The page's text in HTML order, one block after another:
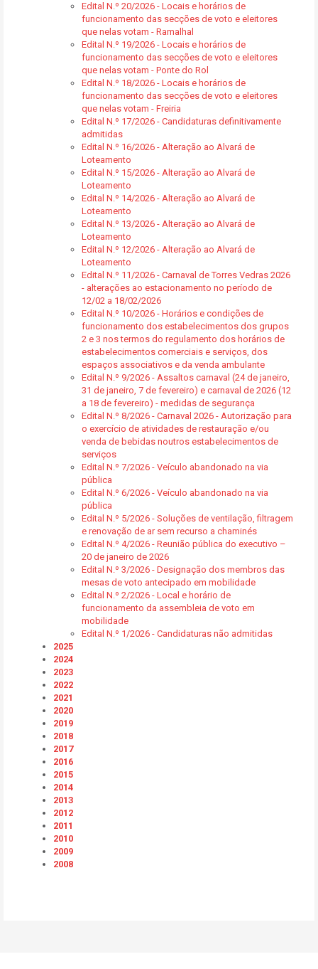
Edital N.º 20/2026 - Locais e horários de
funcionamento das secções de voto e eleitores
que nelas votam - Ramalhal
Edital N.º 19/2026 - Locais e horários de
funcionamento das secções de voto e eleitores
que nelas votam - Ponte do Rol
Edital N.º 18/2026 - Locais e horários de
funcionamento das secções de voto e eleitores
que nelas votam - Freiria
Edital N.º 17/2026 - Candidaturas definitivamente
admitidas
Edital N.º 16/2026 - Alteração ao Alvará de
Loteamento
Edital N.º 15/2026 - Alteração ao Alvará de
Loteamento
Edital N.º 14/2026 - Alteração ao Alvará de
Loteamento
Edital N.º 13/2026 - Alteração ao Alvará de
Loteamento
Edital N.º 12/2026 - Alteração ao Alvará de
Loteamento
Edital N.º 11/2026 - Carnaval de Torres Vedras 2026
- alterações ao estacionamento no período de
12/02 a 18/02/2026
Edital N.º 10/2026 - Horários e condições de
funcionamento dos estabelecimentos dos grupos
2 e 3 nos termos do regulamento dos horários de
estabelecimentos comerciais e serviços, dos
espaços associativos e da venda ambulante
Edital N.º 9/2026 - Assaltos carnaval (24 de janeiro,
31 de janeiro, 7 de fevereiro) e carnaval de 2026 (12
a 18 de fevereiro) - medidas de segurança
Edital N.º 8/2026 - Carnaval 2026 - Autorização para
o exercício de atividades de restauração e/ou
venda de bebidas noutros estabelecimentos de
serviços
Edital N.º 7/2026 - Veículo abandonado na via
pública
Edital N.º 6/2026 - Veículo abandonado na via
pública
Edital N.º 5/2026 - Soluções de ventilação, filtragem
e renovação de ar sem recurso a chaminés
Edital N.º 4/2026 - Reunião pública do executivo –
20 de janeiro de 2026
Edital N.º 3/2026 - Designação dos membros das
mesas de voto antecipado em mobilidade
Edital N.º 2/2026 - Local e horário de
funcionamento da assembleia de voto em
mobilidade
Edital N.º 1/2026 - Candidaturas não admitidas
2025
2024
2023
2022
2021
2020
2019
2018
2017
2016
2015
2014
2013
2012
2011
2010
2009
2008